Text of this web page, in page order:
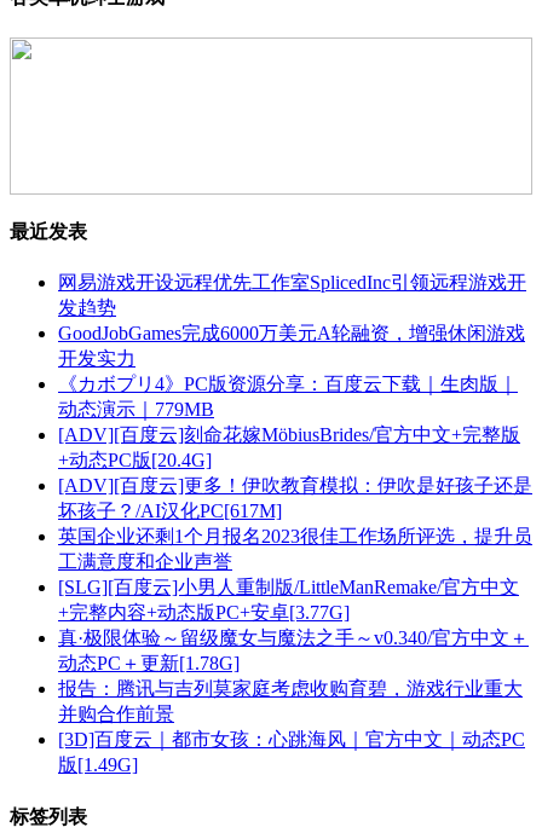
最近发表
网易游戏开设远程优先工作室SplicedInc引领远程游戏开
发趋势
GoodJobGames完成6000万美元A轮融资，增强休闲游戏
开发实力
《カボプリ4》PC版资源分享：百度云下载｜生肉版｜
动态演示｜779MB
[ADV][百度云]刻命花嫁MöbiusBrides/官方中文+完整版
+动态PC版[20.4G]
[ADV][百度云]更多！伊吹教育模拟：伊吹是好孩子还是
坏孩子？/AI汉化PC[617M]
英国企业还剩1个月报名2023很佳工作场所评选，提升员
工满意度和企业声誉
[SLG][百度云]小男人重制版/LittleManRemake/官方中文
+完整内容+动态版PC+安卓[3.77G]
真·极限体验～留级魔女与魔法之手～v0.340/官方中文＋
动态PC＋更新[1.78G]
报告：腾讯与吉列莫家庭考虑收购育碧，游戏行业重大
并购合作前景
[3D]百度云｜都市女孩：心跳海风｜官方中文｜动态PC
版[1.49G]
标签列表